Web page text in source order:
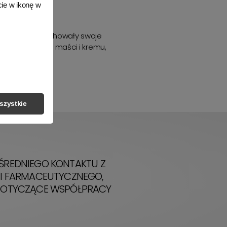
w ikonę w
aby zachowały swoje
diety, maści i kremu,
KONTAKTU Z
FARMACEUTYCZNEGO,
WSPÓŁPRACY